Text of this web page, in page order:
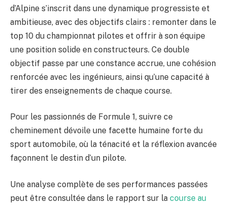
d’Alpine s’inscrit dans une dynamique progressiste et
ambitieuse, avec des objectifs clairs : remonter dans le
top 10 du championnat pilotes et offrir à son équipe
une position solide en constructeurs. Ce double
objectif passe par une constance accrue, une cohésion
renforcée avec les ingénieurs, ainsi qu’une capacité à
tirer des enseignements de chaque course.
Pour les passionnés de Formule 1, suivre ce
cheminement dévoile une facette humaine forte du
sport automobile, où la ténacité et la réflexion avancée
façonnent le destin d’un pilote.
Une analyse complète de ses performances passées
peut être consultée dans le rapport sur la course au